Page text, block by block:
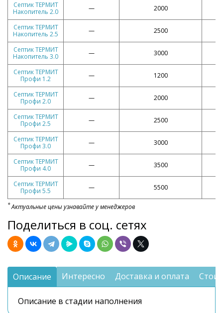
Септик ТЕРМИТ
Накопитель 2.0
— 2000
Септик ТЕРМИТ
Накопитель 2.5
— 2500
Септик ТЕРМИТ
Накопитель 3.0
— 3000
Септик ТЕРМИТ
Профи 1.2
— 1200
Септик ТЕРМИТ
Профи 2.0
— 2000
Септик ТЕРМИТ
Профи 2.5
— 2500
Септик ТЕРМИТ
Профи 3.0
— 3000
Септик ТЕРМИТ
Профи 4.0
— 3500
Септик ТЕРМИТ
Профи 5.5
— 5500
*Актуальные цены узнавайте у менеджеров
Поделиться в соц. сетях
Описание Интересно Доставка и оплата
Описание в стадии наполнения